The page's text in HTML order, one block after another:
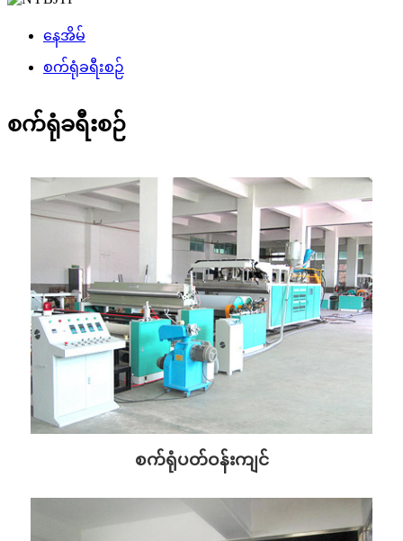
နေအိမ်
စက်ရုံခရီးစဉ်
စက်ရုံခရီးစဉ်
စက်ရုံပတ်ဝန်းကျင်